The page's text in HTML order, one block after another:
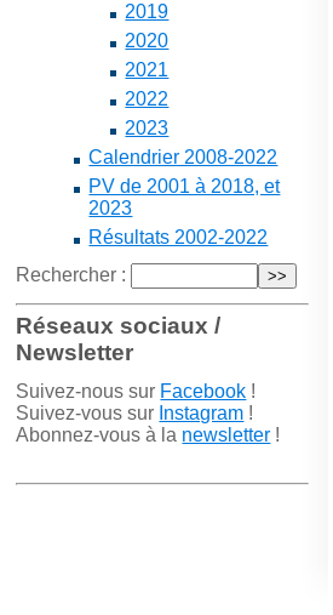
2019
2020
2021
2022
2023
Calendrier 2008-2022
PV de 2001 à 2018, et
2023
Résultats 2002-2022
Rechercher :
Réseaux sociaux /
Newsletter
Suivez-nous sur Facebook !
Suivez-vous sur Instagram !
Abonnez-vous à la newsletter !